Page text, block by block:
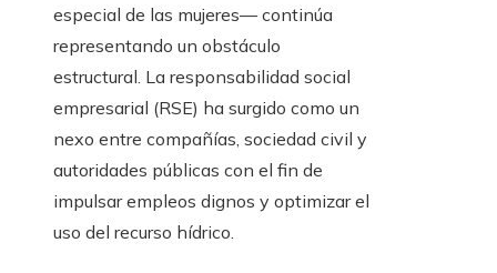
especial de las mujeres— continúa
representando un obstáculo
estructural. La responsabilidad social
empresarial (RSE) ha surgido como un
nexo entre compañías, sociedad civil y
autoridades públicas con el fin de
impulsar empleos dignos y optimizar el
uso del recurso hídrico.